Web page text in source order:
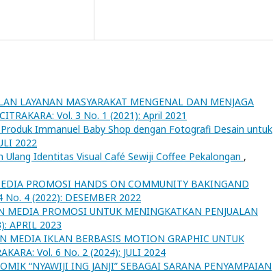
LAYANAN MASYARAKAT MENGENAL DAN MENJAGA
CITRAKARA: Vol. 3 No. 1 (2021): April 2021
Immanuel Baby Shop dengan Fotografi Desain untuk
2022
Ulang Identitas Visual Café Sewiji Coffee Pekalongan ,
PROMOSI HANDS ON COMMUNITY BAKINGAND
No. 4 (2022): DESEMBER 2022
MEDIA PROMOSI UNTUK MENINGKATKAN PENJUALAN
APRIL 2023
MEDIA IKLAN BERBASIS MOTION GRAPHIC UNTUK
Vol. 6 No. 2 (2024): JULI 2024
“NYAWIJI ING JANJI” SEBAGAI SARANA PENYAMPAIAN